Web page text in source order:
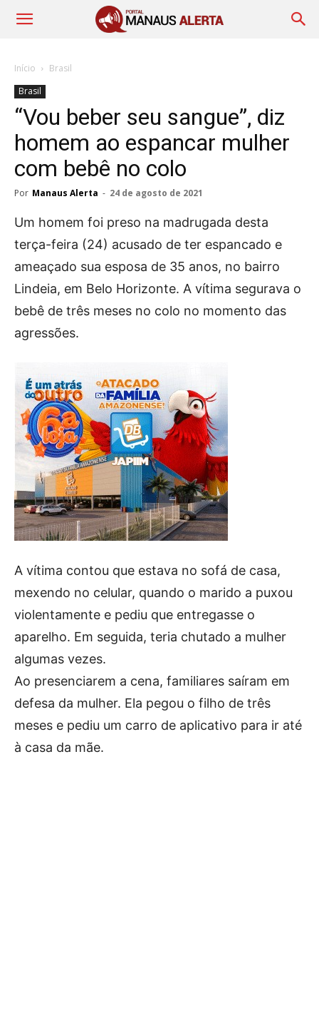
Início
Brasil
Brasil
“Vou beber seu sangue”, diz
homem ao espancar mulher
com bebê no colo
Por Manaus Alerta - 24 de agosto de 2021
Um homem foi preso na madrugada desta
terça-feira (24) acusado de ter espancado e
ameaçado sua esposa de 35 anos, no bairro
Lindeia, em Belo Horizonte. A vítima segurava o
bebê de três meses no colo no momento das
agressões.
A vítima contou que estava no sofá de casa,
mexendo no celular, quando o marido a puxou
violentamente e pediu que entregasse o
aparelho. Em seguida, teria chutado a mulher
algumas vezes.
Ao presenciarem a cena, familiares saíram em
defesa da mulher. Ela pegou o filho de três
meses e pediu um carro de aplicativo para ir até
à casa da mãe.